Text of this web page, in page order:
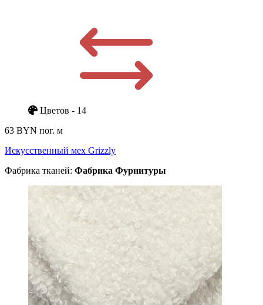
Цветов - 14
63 BYN пог. м
Искусственный мех Grizzly
Фабрика тканей: Фабрика Фурнитуры